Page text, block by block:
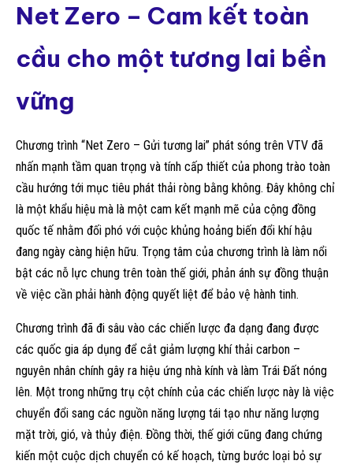
Net Zero – Cam kết toàn
cầu cho một tương lai bền
vững
Chương trình “Net Zero – Gửi tương lai” phát sóng trên VTV đã
nhấn mạnh tầm quan trọng và tính cấp thiết của phong trào toàn
cầu hướng tới mục tiêu phát thải ròng bằng không. Đây không chỉ
là một khẩu hiệu mà là một cam kết mạnh mẽ của cộng đồng
quốc tế nhằm đối phó với cuộc khủng hoảng biến đổi khí hậu
đang ngày càng hiện hữu. Trọng tâm của chương trình là làm nổi
bật các nỗ lực chung trên toàn thế giới, phản ánh sự đồng thuận
về việc cần phải hành động quyết liệt để bảo vệ hành tinh.
Chương trình đã đi sâu vào các chiến lược đa dạng đang được
các quốc gia áp dụng để cắt giảm lượng khí thải carbon –
nguyên nhân chính gây ra hiệu ứng nhà kính và làm Trái Đất nóng
lên. Một trong những trụ cột chính của các chiến lược này là việc
chuyển đổi sang các nguồn năng lượng tái tạo như năng lượng
mặt trời, gió, và thủy điện. Đồng thời, thế giới cũng đang chứng
kiến một cuộc dịch chuyển có kế hoạch, từng bước loại bỏ sự